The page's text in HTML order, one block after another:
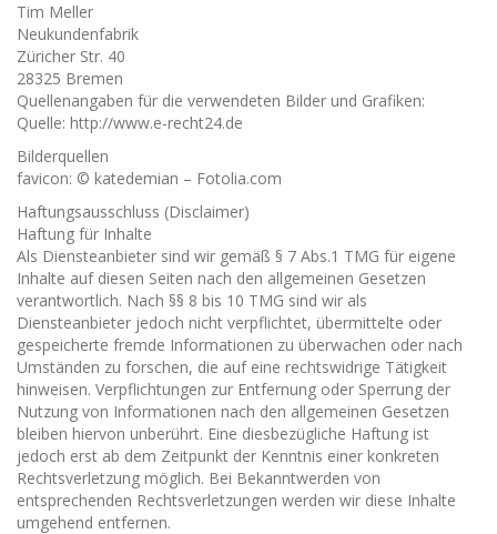
Tim Meller
Neukundenfabrik
Züricher Str. 40
28325 Bremen
Quellenangaben für die verwendeten Bilder und Grafiken:
Quelle: http://www.e-recht24.de
Bilderquellen
favicon: © katedemian – Fotolia.com
Haftungsausschluss (Disclaimer)
Haftung für Inhalte
Als Diensteanbieter sind wir gemäß § 7 Abs.1 TMG für eigene
Inhalte auf diesen Seiten nach den allgemeinen Gesetzen
verantwortlich. Nach §§ 8 bis 10 TMG sind wir als
Diensteanbieter jedoch nicht verpflichtet, übermittelte oder
gespeicherte fremde Informationen zu überwachen oder nach
Umständen zu forschen, die auf eine rechtswidrige Tätigkeit
hinweisen. Verpflichtungen zur Entfernung oder Sperrung der
Nutzung von Informationen nach den allgemeinen Gesetzen
bleiben hiervon unberührt. Eine diesbezügliche Haftung ist
jedoch erst ab dem Zeitpunkt der Kenntnis einer konkreten
Rechtsverletzung möglich. Bei Bekanntwerden von
entsprechenden Rechtsverletzungen werden wir diese Inhalte
umgehend entfernen.